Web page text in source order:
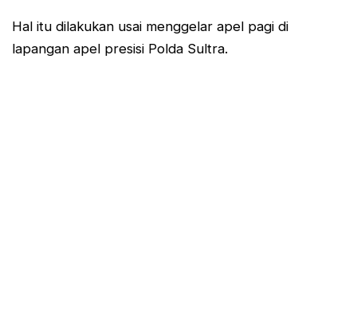
Hal itu dilakukan usai menggelar apel pagi di
lapangan apel presisi Polda Sultra.